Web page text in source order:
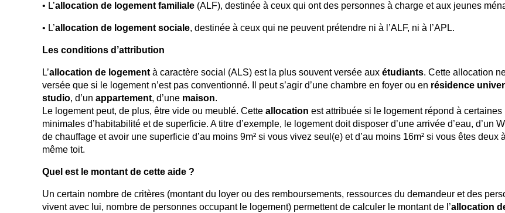
• L’allocation de logement familiale (ALF), destinée à ceux qui ont des personnes à charge et aux jeunes
• L’allocation de logement sociale, destinée à ceux qui ne peuvent prétendre ni à l’ALF, ni à l’APL.
Les conditions d’attribution
L’allocation de logement à caractère social (ALS) est la plus souvent versée aux étudiants. Cette allocation
versée que si le logement n’est pas conventionné. Il peut s’agir d’une chambre en foyer ou en résidence
studio, d’un appartement, d’une maison.
Le logement peut, de plus, être vide ou meublé. Cette allocation est attribuée si le logement répond à certaines
minimales d’habitabilité et de superficie. A titre d’exemple, le logement doit disposer d’une arrivée d’eau, d’un
de chauffage et avoir une superficie d’au moins 9m² si vous vivez seul(e) et d’au moins 16m² si vous êtes deux
même toit.
Quel est le montant de cette aide ?
Un certain nombre de critères (montant du loyer ou des remboursements, ressources du demandeur et des
vivent avec lui, nombre de personnes occupant le logement) permettent de calculer le montant de l’allocation